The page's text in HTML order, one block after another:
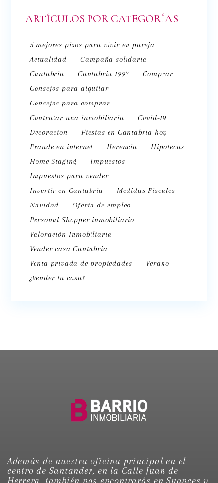
ARTÍCULOS POR CATEGORÍAS
5 mejores pisos para vivir en pareja
Actualidad
Campaña solidaria
Cantabria
Cantabria 1997
Comprar
Consejos para alquilar
Consejos para comprar
Contratar una inmobiliaria
Covid-19
Decoracion
Fiestas en Cantabria hoy
Fraude en internet
Herencia
Hipotecas
Home Staging
Impuestos
Impuestos para vender
Invertir en Cantabria
Medidas Fiscales
Navidad
Oferta de empleo
Personal Shopper inmobiliario
Valoración Inmobiliaria
Vender casa Cantabria
Venta privada de propiedades
Verano
¿Vender tu casa?
Además de nuestra oficina principal en el
centro de Santander, en la Calle Juan de
Herrera, también nos encontrarás en Suances y